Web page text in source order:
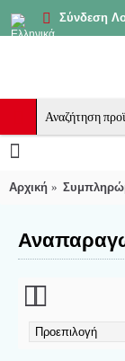
Σύνδεση
Αρχική